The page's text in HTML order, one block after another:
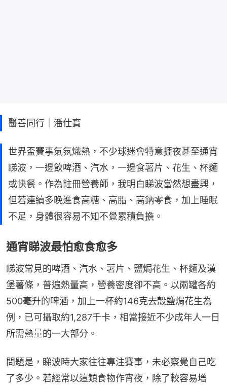
醫善同行｜潘仕寶
世界盃賽事氣氛熾熱，不少球迷會特意捱夜甚至通宵
睇波，一邊飲啤酒、汽水，一邊食薯片、花生、杯麵
或快餐。作為註冊營養師，我明白睇波當然想盡興，
但若連續多晚進食高糖、高脂、高鈉零食，加上睡眠
不足，身體很容易不知不覺累積負擔。
通宵睇波最怕愈食愈多
睇波常見的啤酒、汽水、薯片、鹽焗花生、杯麵及漢
堡薯條，普遍熱量高，營養密度卻不高。以兩罐各約
500毫升的啤酒，加上一杯約146克去殼鹽焗花生為
例，已可攝取約1,287千卡，相當接近不少成年人一日
所需熱量的一大部分。
問題是，睇波時大家往往專注賽事，未必察覺自己吃
了多少。若經常以這類食物作宵夜，除了較容易增